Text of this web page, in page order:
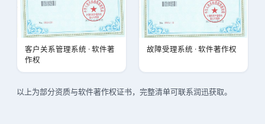
客户关系管理系统 · 软件著
作权
故障受理系统 · 软件著作权
以上为部分资质与软件著作权证书，完整清单可联系润迅获取。